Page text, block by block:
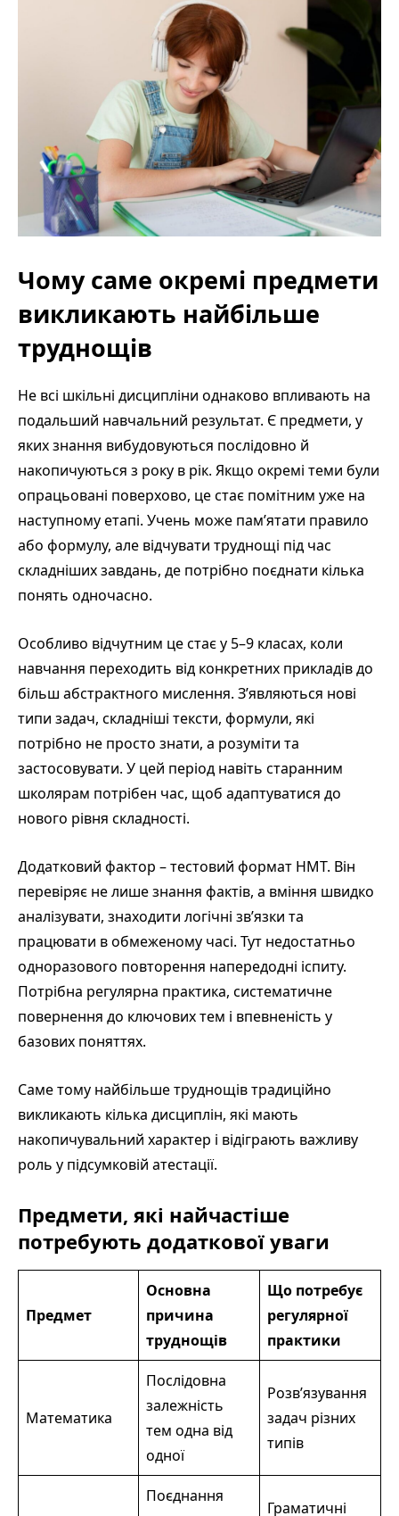
Чому саме окремі предмети
викликають найбільше
труднощів
Не всі шкільні дисципліни однаково впливають на
подальший навчальний результат. Є предмети, у
яких знання вибудовуються послідовно й
накопичуються з року в рік. Якщо окремі теми були
опрацьовані поверхово, це стає помітним уже на
наступному етапі. Учень може пам’ятати правило
або формулу, але відчувати труднощі під час
складніших завдань, де потрібно поєднати кілька
понять одночасно.
Особливо відчутним це стає у 5–9 класах, коли
навчання переходить від конкретних прикладів до
більш абстрактного мислення. З’являються нові
типи задач, складніші тексти, формули, які
потрібно не просто знати, а розуміти та
застосовувати. У цей період навіть старанним
школярам потрібен час, щоб адаптуватися до
нового рівня складності.
Додатковий фактор – тестовий формат НМТ. Він
перевіряє не лише знання фактів, а вміння швидко
аналізувати, знаходити логічні зв’язки та
працювати в обмеженому часі. Тут недостатньо
одноразового повторення напередодні іспиту.
Потрібна регулярна практика, систематичне
повернення до ключових тем і впевненість у
базових поняттях.
Саме тому найбільше труднощів традиційно
викликають кілька дисциплін, які мають
накопичувальний характер і відіграють важливу
роль у підсумковій атестації.
Предмети, які найчастіше
потребують додаткової уваги
Предмет
Основна
причина
труднощів
Що потребує
регулярної
практики
Математика
Послідовна
залежність
тем одна від
одної
Розв’язування
задач різних
типів
Поєднання
Граматичні